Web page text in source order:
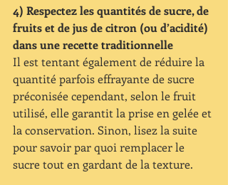
4) Respectez les quantités de sucre, de
fruits et de jus de citron (ou d’acidité)
dans une recette traditionnelle
Il est tentant également de réduire la
quantité parfois effrayante de sucre
préconisée cependant, selon le fruit
utilisé, elle garantit la prise en gelée et
la conservation. Sinon, lisez la suite
pour savoir par quoi remplacer le
sucre tout en gardant de la texture.